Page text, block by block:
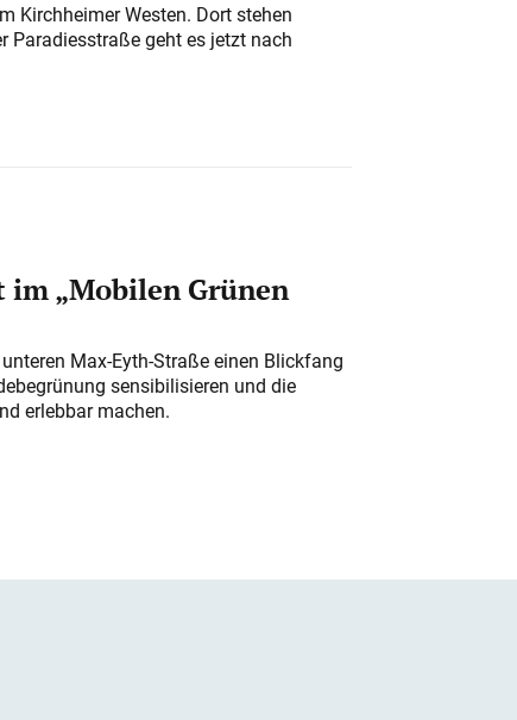
Kirchheimer Westen. Dort stehen
Paradiesstraße geht es jetzt nach
„Mobilen Grünen
Max-Eyth-Straße einen Blickfang
sensibilisieren und die
erlebbar machen.